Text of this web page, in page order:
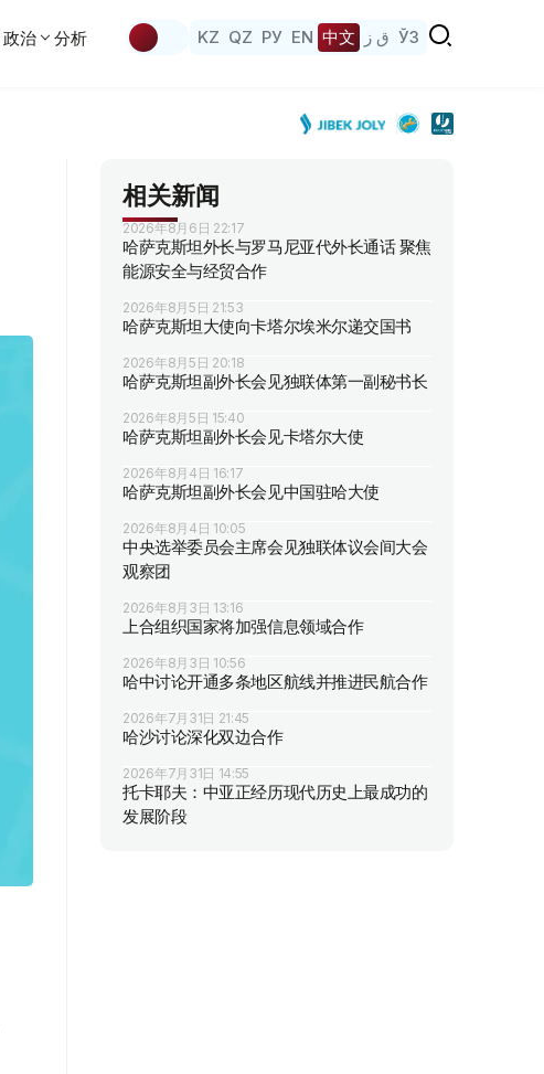
政治 分析 KZ QZ РУ EN 中文 ق ز ЎЗ
相关新闻
2026年8月6日 22:17
哈萨克斯坦外长与罗马尼亚代外长通话 聚焦
能源安全与经贸合作
2026年8月5日 21:53
哈萨克斯坦大使向卡塔尔埃米尔递交国书
2026年8月5日 20:18
哈萨克斯坦副外长会见独联体第一副秘书长
2026年8月5日 15:40
哈萨克斯坦副外长会见卡塔尔大使
2026年8月4日 16:17
哈萨克斯坦副外长会见中国驻哈大使
2026年8月4日 10:05
中央选举委员会主席会见独联体议会间大会
观察团
2026年8月3日 13:16
上合组织国家将加强信息领域合作
2026年8月3日 10:56
哈中讨论开通多条地区航线并推进民航合作
2026年7月31日 21:45
哈沙讨论深化双边合作
2026年7月31日 14:55
托卡耶夫：中亚正经历现代历史上最成功的
发展阶段